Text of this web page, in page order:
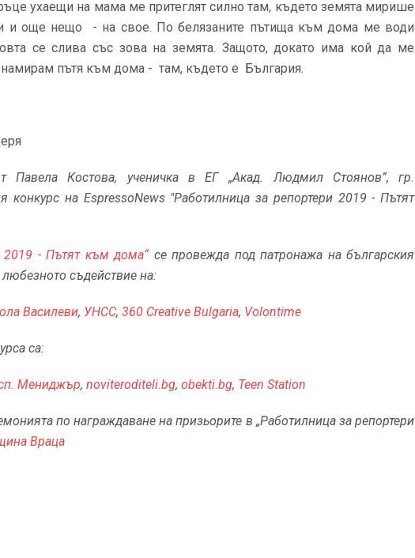
ухаещи на мама ме притеглят силно там, където земята мирише
и още нещо - на свое. По белязаните пътища към дома ме води
се слива със зова на земята. Защото, докато има кой да ме
намирам пътя към дома - там, където е България.
Павела Костова, ученичка в ЕГ „Акад. Людмил Стоянов”, гр.
конкурс на EspressoNews "Работилница за репортери 2019 - Пътят
2019 - Пътят към дома“се провежда под патронажа на българския
любезното съдействие на:
Василеви, УНСС, 360 Creative Bulgaria, Volontime
са:
Мениджър, noviteroditeli.bg, obekti.bg, Teen Station
по награждаване на призьорите в „Работилница за репортери
Враца